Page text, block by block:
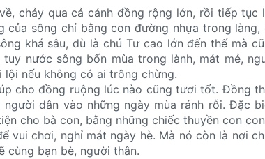
chảy qua cả cánh đồng rộng lớn, rồi tiếp tục
của sông chỉ bằng con đường nhựa trong làng,
khá sâu, dù là chú Tư cao lớn đến thế mà
nước sông bốn mùa trong lành, mát mẻ,
nếu không có ai trông chừng.
cho đồng ruộng lúc nào cũng tươi tốt. Đồng
dân vào những ngày mùa rảnh rỗi. Đặc
cho bà con, bằng những chiếc thuyền con
vui chơi, nghỉ mát ngày hè. Mà nó còn là nơi
cùng bạn bè, người thân.